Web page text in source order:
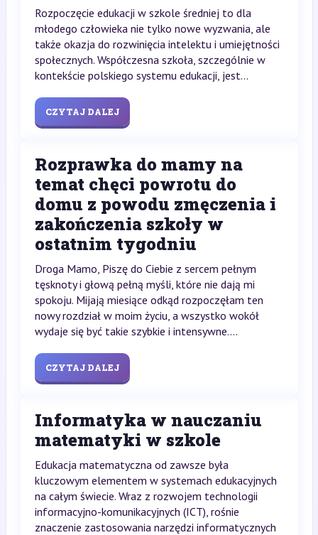
Rozpoczęcie edukacji w szkole średniej to dla
młodego człowieka nie tylko nowe wyzwania, ale
także okazja do rozwinięcia intelektu i umiejętności
społecznych. Współczesna szkoła, szczególnie w
kontekście polskiego systemu edukacji, jest...
CZYTAJ DALEJ
Rozprawka do mamy na
temat chęci powrotu do
domu z powodu zmęczenia i
zakończenia szkoły w
ostatnim tygodniu
Droga Mamo, Piszę do Ciebie z sercem pełnym
tęsknoty i głową pełną myśli, które nie dają mi
spokoju. Mijają miesiące odkąd rozpoczęłam ten
nowy rozdział w moim życiu, a wszystko wokół
wydaje się być takie szybkie i intensywne....
CZYTAJ DALEJ
Informatyka w nauczaniu
matematyki w szkole
Edukacja matematyczna od zawsze była
kluczowym elementem w systemach edukacyjnych
na całym świecie. Wraz z rozwojem technologii
informacyjno-komunikacyjnych (ICT), rośnie
znaczenie zastosowania narzędzi informatycznych